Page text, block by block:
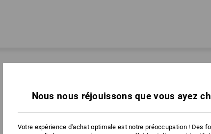
Nous nous réjouissons que vous ayez
Votre expérience d'achat optimale est notre préoccupation ! Des